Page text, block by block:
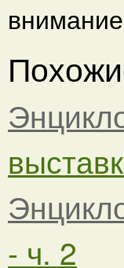
- ч. 2